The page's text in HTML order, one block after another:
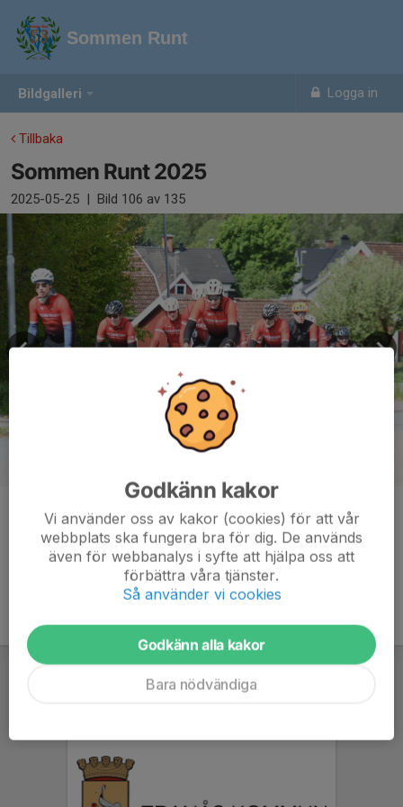
Bildgalleri Logga in
Sommen Runt
Tillbaka
Sommen Runt 2025
2025-05-25 | Bild 106 av 135
Kommentarer
Godkänn kakor
Vi använder oss av kakor (cookies) för att vår
webbplats ska fungera bra för dig. De används
även för webbanalys i syfte att hjälpa oss att
förbättra våra tjänster.
Så använder vi cookies
Godkänn alla kakor
Bara nödvändiga